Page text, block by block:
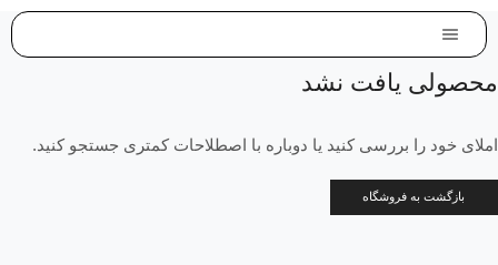
محصولی یافت نشد
املای خود را بررسی کنید یا دوباره با اصطلاحات کمتری جستجو کنید.
بازگشت به فروشگاه